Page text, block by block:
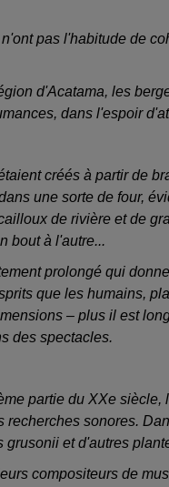
pas l'habitude de
d'Acatama, les
dans l'espoir
créés à partir de
une sorte de four,
de rivière et de
bout à l'autre...
prolongé qui
que les humains,
– plus il est
des spectacles.
partie du XXe
recherches sonores.
et d'autres
compositeurs de